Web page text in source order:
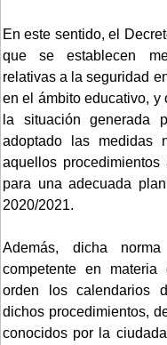
En este sentido, el
que se establecen
relativas a la seguridad
en el ámbito educativo, y
la situación generada
adoptado las medidas
aquellos
para una adecuada
2020/2021.
Además, dicha
competente en
orden los calendarios
dichos procedimientos,
conocidos por la